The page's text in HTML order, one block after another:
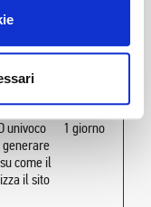
1 giorno
univoco
come il
il sito
1 giorno